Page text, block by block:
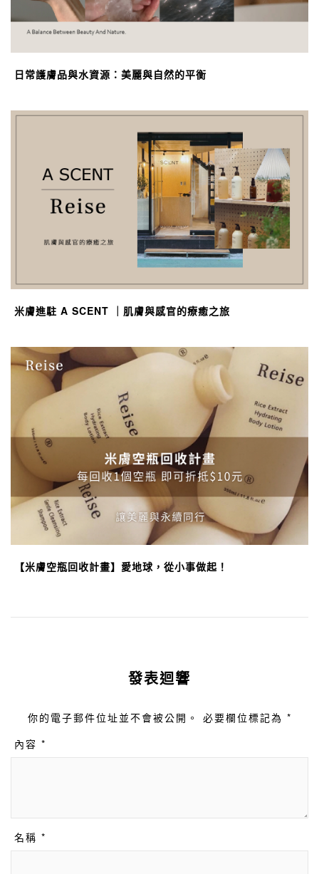
日常護膚品與水資源：美麗與自然的平衡
米膚進駐 A SCENT ｜肌膚與感官的療癒之旅
【米膚空瓶回收計畫】愛地球，從小事做起！
發表迴響
你的電子郵件位址並不會被公開。 必要欄位標記為 *
內容 *
名稱 *